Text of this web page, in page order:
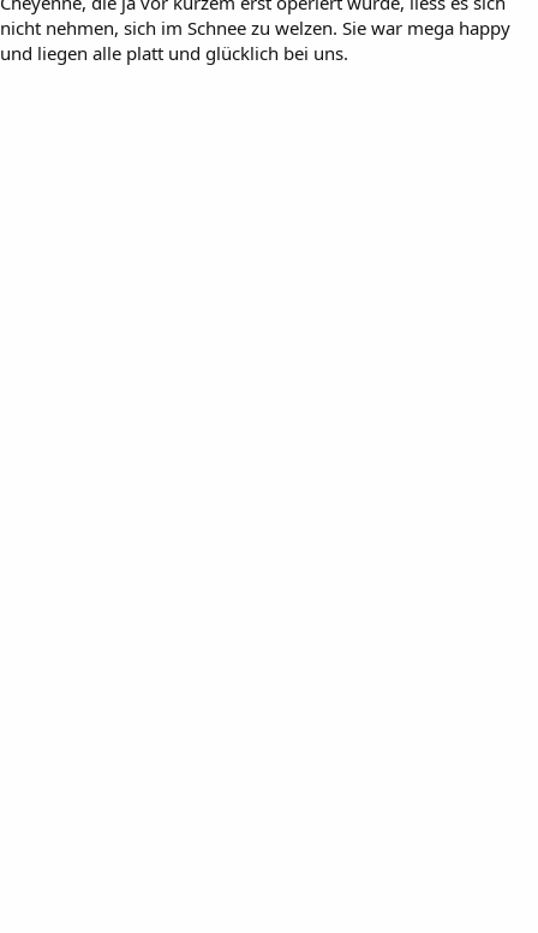
nicht nehmen, sich im Schnee zu welzen. Sie war mega happy
und liegen alle platt und glücklich bei uns.